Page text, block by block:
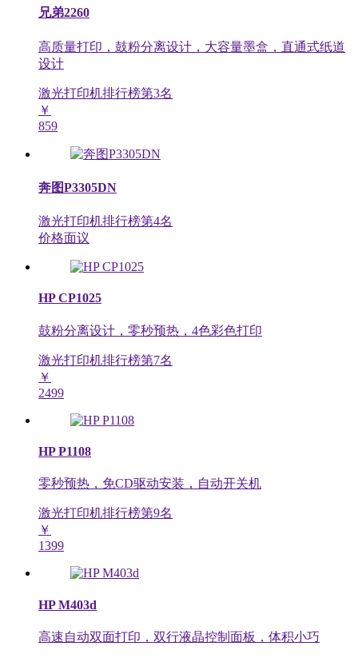
兄弟2260
高质量打印，鼓粉分离设计，大容量墨盒，直通式纸道
设计
激光打印机排行榜第3名
￥
859
奔图P3305DN
激光打印机排行榜第4名
价格面议
HP CP1025
鼓粉分离设计，零秒预热，4色彩色打印
激光打印机排行榜第7名
￥
2499
HP P1108
零秒预热，免CD驱动安装，自动开关机
激光打印机排行榜第9名
￥
1399
HP M403d
高速自动双面打印，双行液晶控制面板，体积小巧